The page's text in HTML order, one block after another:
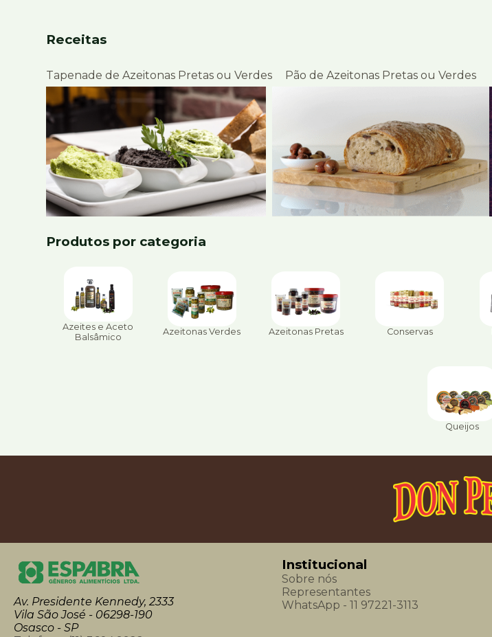
Receitas
Tapenade de Azeitonas Pretas ou Verdes Pão de Azeitonas Pretas ou Verdes
Produtos por categoria
Azeites e Aceto
Balsâmico
Azeitonas Verdes Azeitonas Pretas Conservas
Queijos
Av. Presidente Kennedy, 2333
Vila São José - 06298-190
Osasco - SP
Institucional
Sobre nós
Representantes
WhatsApp - 11 97221-3113